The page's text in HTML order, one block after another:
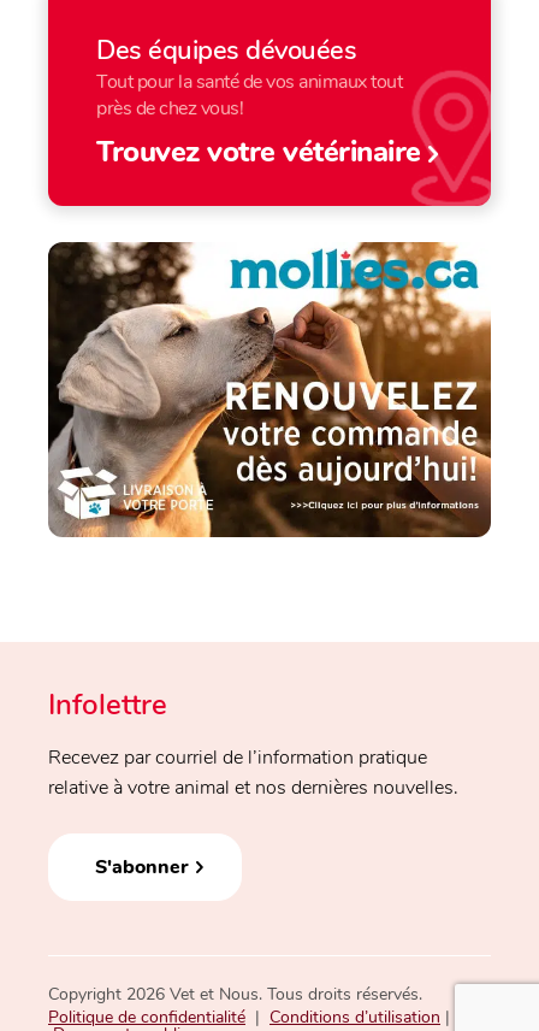
Des équipes dévouées
Tout pour la santé de vos animaux tout
près de chez vous!
Trouvez votre vétérinaire
Infolettre
Recevez par courriel de l’information pratique
relative à votre animal et nos dernières nouvelles.
S'abonner
Copyright 2026 Vet et Nous. Tous droits réservés.
Politique de confidentialité | Conditions d’utilisation |